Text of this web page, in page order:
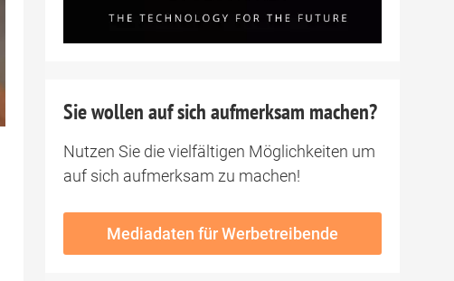
Sie wollen auf sich aufmerksam machen?
Nutzen Sie die vielfältigen Möglichkeiten um
auf sich aufmerksam zu machen!
Mediadaten für Werbetreibende